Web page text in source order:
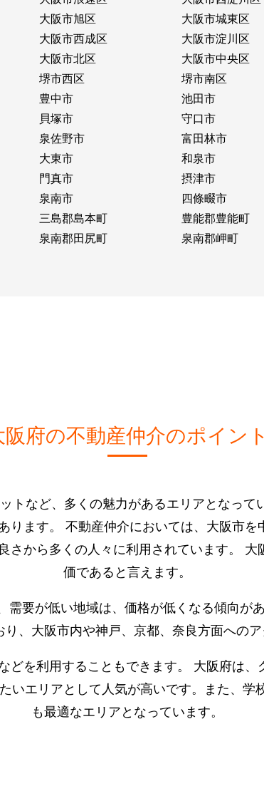
大阪市旭区 大阪市城東区
大阪市西成区 大阪市淀川区
大阪市北区 大阪市中央区
堺市西区 堺市南区
豊中市 池田市
貝塚市 守口市
泉佐野市 富田林市
大東市 和泉市
門真市 摂津市
泉南市 四條畷市
三島郡島本町 豊能郡豊能町
泉南郡田尻町 泉南郡岬町
阪府の不動産仲介のポイント
トなど、多くの魅力があるエリアとなっ
ます。 不動産仲介においては、大阪市を
さから多くの人々に利用されています。
価であると言えます。
要が低い地域は、価格が低くなる傾向が
、大阪市内や神戸、京都、奈良方面へのア
を利用することもできます。 大阪府は、
いエリアとして人気が高いです。また、
も最適なエリアとなっています。